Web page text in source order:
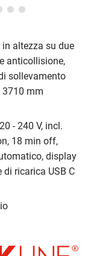
altezza su due
anticollisione,
sollevamento
3710 mm
- 240 V, incl.
18 min off,
display
ricarica USB C